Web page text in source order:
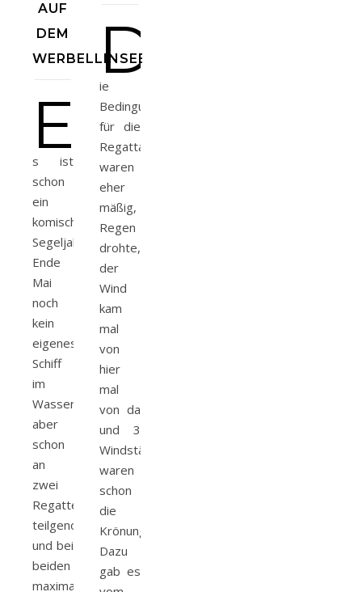
AUF
DEM
WERBELLINSEE
E
s ist
schon
ein
komisches
Segeljahr.
Ende
Mai
noch
kein
eigenes
Schiff
im
Wasser,
aber
schon
an
zwei
Regatten
teilgenommen
und bei
beiden
maximale
D
ie
Bedingungen
für die
Regatta
waren
eher
mäßig,
Regen
drohte,
der
Wind
kam
mal
von
hier
mal
von da
und 3
Windstärken
waren
schon
die
Krönung.
Dazu
gab es